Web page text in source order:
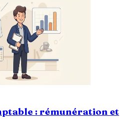
: rémunération et